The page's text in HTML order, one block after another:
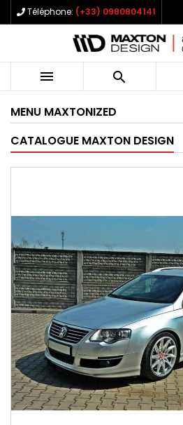
Téléphone: (+33) 0980804141
 
MENU MAXTONIZED
CATALOGUE MAXTON DESIGN